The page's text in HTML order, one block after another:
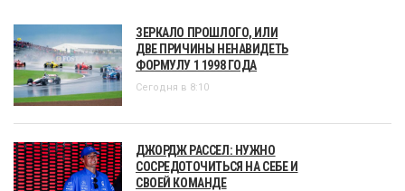
ЗЕРКАЛО ПРОШЛОГО, ИЛИ
ДВЕ ПРИЧИНЫ НЕНАВИДЕТЬ
ФОРМУЛУ 1 1998 ГОДА
Сегодня в 8:10
ДЖОРДЖ РАССЕЛ: НУЖНО
СОСРЕДОТОЧИТЬСЯ НА СЕБЕ И
СВОЕЙ КОМАНДЕ